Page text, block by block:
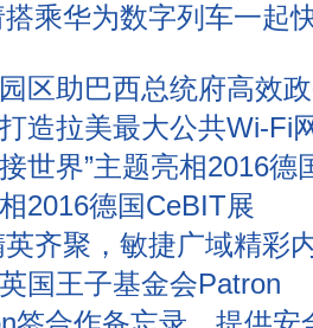
乘华为数字列车一起
区助巴西总统府高效
造拉美最大公共Wi-Fi
世界”主题亮相2016德
2016德国CeBIT展
齐聚，敏捷广域精彩
国王子基金会Patron